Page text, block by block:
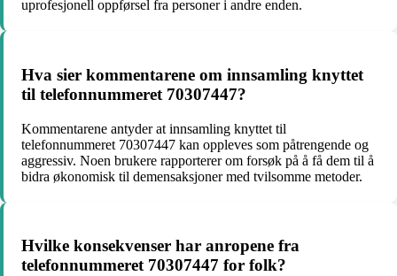
uprofesjonell oppførsel fra personer i andre enden.
Hva sier kommentarene om innsamling knyttet
til telefonnummeret 70307447?
Kommentarene antyder at innsamling knyttet til
telefonnummeret 70307447 kan oppleves som påtrengende og
aggressiv. Noen brukere rapporterer om forsøk på å få dem til å
bidra økonomisk til demensaksjoner med tvilsomme metoder.
Hvilke konsekvenser har anropene fra
telefonnummeret 70307447 for folk?